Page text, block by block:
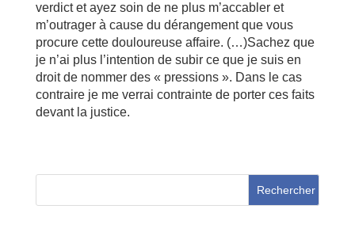
verdict et ayez soin de ne plus m’accabler et
m’outrager à cause du dérangement que vous
procure cette douloureuse affaire. (…)Sachez que
je n’ai plus l’intention de subir ce que je suis en
droit de nommer des « pressions ». Dans le cas
contraire je me verrai contrainte de porter ces faits
devant la justice.